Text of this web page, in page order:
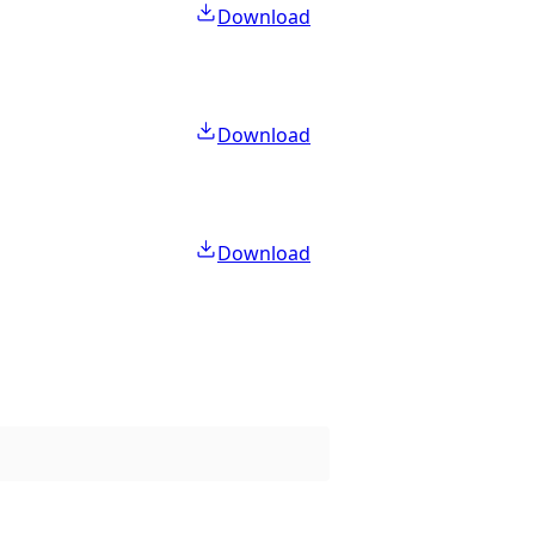
Download
Download
Download